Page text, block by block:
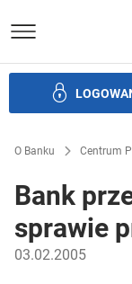
O Banku Centrum
Bank
sprawie
03.02.2005